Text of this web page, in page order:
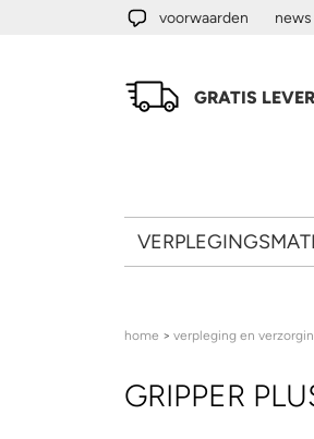
Overslaan en naar de algemene inhoud gaan
voorwaarden news
GRATIS
U bent hier
home > verpleging en
GRIPPER